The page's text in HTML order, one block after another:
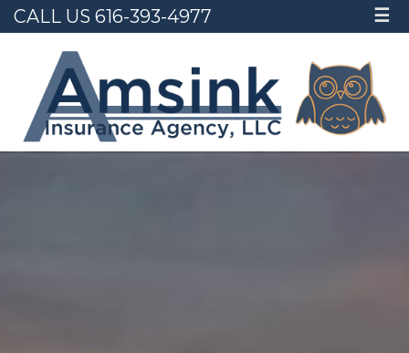
CALL US 616-393-4977 ☰